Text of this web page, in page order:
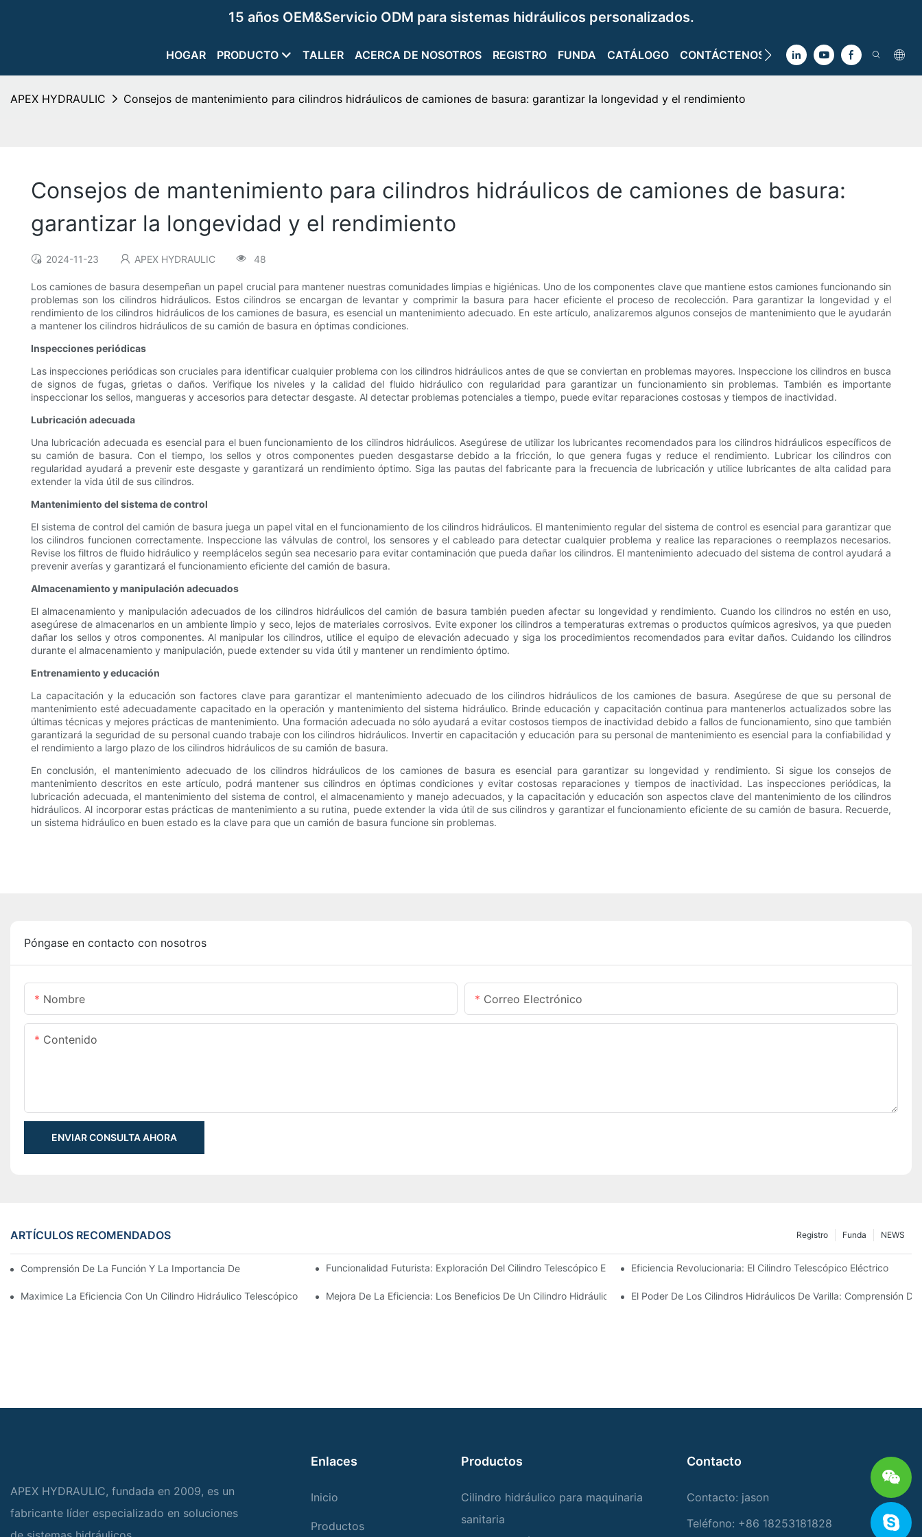
15 años OEM&Servicio ODM para sistemas hidráulicos personalizados.
HOGAR PRODUCTO TALLER ACERCA DE NOSOTROS REGISTRO FUNDA CATÁLOGO CONTÁCTENOS
APEX HYDRAULIC Consejos de mantenimiento para cilindros hidráulicos de camiones de basura: garantizar la longevidad y el rendimiento
Consejos de mantenimiento para cilindros hidráulicos de camiones de basura:
garantizar la longevidad y el rendimiento
2024-11-23 APEX HYDRAULIC 48
Los camiones de basura desempeñan un papel crucial para mantener nuestras comunidades limpias e higiénicas. Uno de los componentes clave que mantiene estos camiones funcionando sin
problemas son los cilindros hidráulicos. Estos cilindros se encargan de levantar y comprimir la basura para hacer eficiente el proceso de recolección. Para garantizar la longevidad y el
rendimiento de los cilindros hidráulicos de los camiones de basura, es esencial un mantenimiento adecuado. En este artículo, analizaremos algunos consejos de mantenimiento que le ayudarán
a mantener los cilindros hidráulicos de su camión de basura en óptimas condiciones.
Inspecciones periódicas
Las inspecciones periódicas son cruciales para identificar cualquier problema con los cilindros hidráulicos antes de que se conviertan en problemas mayores. Inspeccione los cilindros en busca
de signos de fugas, grietas o daños. Verifique los niveles y la calidad del fluido hidráulico con regularidad para garantizar un funcionamiento sin problemas. También es importante
inspeccionar los sellos, mangueras y accesorios para detectar desgaste. Al detectar problemas potenciales a tiempo, puede evitar reparaciones costosas y tiempos de inactividad.
Lubricación adecuada
Una lubricación adecuada es esencial para el buen funcionamiento de los cilindros hidráulicos. Asegúrese de utilizar los lubricantes recomendados para los cilindros hidráulicos específicos de
su camión de basura. Con el tiempo, los sellos y otros componentes pueden desgastarse debido a la fricción, lo que genera fugas y reduce el rendimiento. Lubricar los cilindros con
regularidad ayudará a prevenir este desgaste y garantizará un rendimiento óptimo. Siga las pautas del fabricante para la frecuencia de lubricación y utilice lubricantes de alta calidad para
extender la vida útil de sus cilindros.
Mantenimiento del sistema de control
El sistema de control del camión de basura juega un papel vital en el funcionamiento de los cilindros hidráulicos. El mantenimiento regular del sistema de control es esencial para garantizar que
los cilindros funcionen correctamente. Inspeccione las válvulas de control, los sensores y el cableado para detectar cualquier problema y realice las reparaciones o reemplazos necesarios.
Revise los filtros de fluido hidráulico y reemplácelos según sea necesario para evitar contaminación que pueda dañar los cilindros. El mantenimiento adecuado del sistema de control ayudará a
prevenir averías y garantizará el funcionamiento eficiente del camión de basura.
Almacenamiento y manipulación adecuados
El almacenamiento y manipulación adecuados de los cilindros hidráulicos del camión de basura también pueden afectar su longevidad y rendimiento. Cuando los cilindros no estén en uso,
asegúrese de almacenarlos en un ambiente limpio y seco, lejos de materiales corrosivos. Evite exponer los cilindros a temperaturas extremas o productos químicos agresivos, ya que pueden
dañar los sellos y otros componentes. Al manipular los cilindros, utilice el equipo de elevación adecuado y siga los procedimientos recomendados para evitar daños. Cuidando los cilindros
durante el almacenamiento y manipulación, puede extender su vida útil y mantener un rendimiento óptimo.
Entrenamiento y educación
La capacitación y la educación son factores clave para garantizar el mantenimiento adecuado de los cilindros hidráulicos de los camiones de basura. Asegúrese de que su personal de
mantenimiento esté adecuadamente capacitado en la operación y mantenimiento del sistema hidráulico. Brinde educación y capacitación continua para mantenerlos actualizados sobre las
últimas técnicas y mejores prácticas de mantenimiento. Una formación adecuada no sólo ayudará a evitar costosos tiempos de inactividad debido a fallos de funcionamiento, sino que también
garantizará la seguridad de su personal cuando trabaje con los cilindros hidráulicos. Invertir en capacitación y educación para su personal de mantenimiento es esencial para la confiabilidad y
el rendimiento a largo plazo de los cilindros hidráulicos de su camión de basura.
En conclusión, el mantenimiento adecuado de los cilindros hidráulicos de los camiones de basura es esencial para garantizar su longevidad y rendimiento. Si sigue los consejos de
mantenimiento descritos en este artículo, podrá mantener sus cilindros en óptimas condiciones y evitar costosas reparaciones y tiempos de inactividad. Las inspecciones periódicas, la
lubricación adecuada, el mantenimiento del sistema de control, el almacenamiento y manejo adecuados, y la capacitación y educación son aspectos clave del mantenimiento de los cilindros
hidráulicos. Al incorporar estas prácticas de mantenimiento a su rutina, puede extender la vida útil de sus cilindros y garantizar el funcionamiento eficiente de su camión de basura. Recuerde,
un sistema hidráulico en buen estado es la clave para que un camión de basura funcione sin problemas.
Póngase en contacto con nosotros
Nombre Correo Electrónico
Contenido
ENVIAR CONSULTA AHORA
ARTÍCULOS RECOMENDADOS NEWS
Funda
Registro
Comprensión De La Función Y La Importancia De Los Cilindros Hidráulicos De Barra De AcoplamientoFuncionalidad Futurista: Exploración Del Cilindro Telescópico EléctricoEficiencia Revolucionaria: El Cilindro Telescópico Eléctrico
Maximice La Eficiencia Con Un Cilindro Hidráulico Telescópico Para Su Camión VolqueteMejora De La Eficiencia: Los Beneficios De Un Cilindro Hidráulico Telescópico De 4 EtapasEl Poder De Los Cilindros Hidráulicos De Varilla: Comprensión
APEX HYDRAULIC, fundada en 2009, es un
fabricante líder especializado en soluciones
Enlaces
Inicio
Productos
Productos
Cilindro hidráulico para maquinaria
sanitaria
Contacto
Contacto: jason
Teléfono: +86 18253181828